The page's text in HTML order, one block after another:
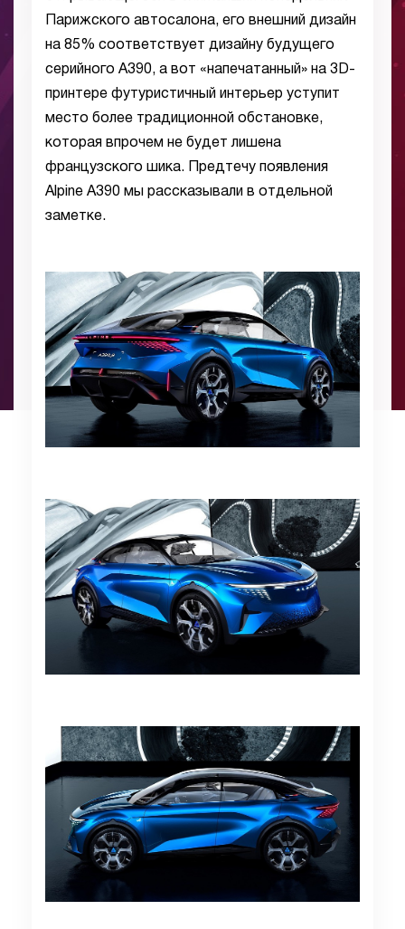
Парижского автосалона, его внешний дизайн
на 85% соответствует дизайну будущего
серийного A390, а вот «напечатанный» на 3D-
принтере футуристичный интерьер уступит
место более традиционной обстановке,
которая впрочем не будет лишена
французского шика. Предтечу появления
Alpine A390 мы рассказывали в отдельной
заметке.